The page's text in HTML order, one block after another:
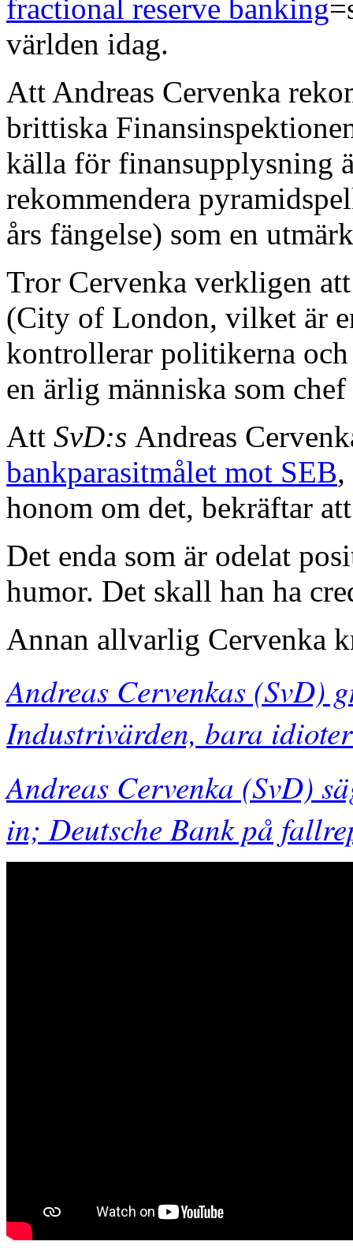
fractional reserve banking
världen idag.
Att Andreas Cervenka
brittiska
källa för finansupplysning
rekommendera
års fängelse) som en
Tror Cervenka verkligen
(City of London, vilket är
kontrollerar politikerna
en ärlig människa som
Att SvD:s Andreas
bankparasitmålet mot SEB,
honom om det, bekräftar
Det enda som är odelat
humor. Det skall han ha
Annan allvarlig Cervenka
Andreas Cervenkas (SvD)
Industrivärden, bara
Andreas Cervenka (SvD)
in; Deutsche Bank på